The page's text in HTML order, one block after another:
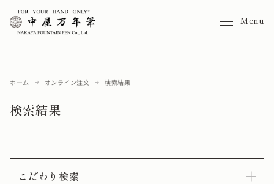
Menu
ホーム オンライン注文 検索結果
検索結果
こだわり検索